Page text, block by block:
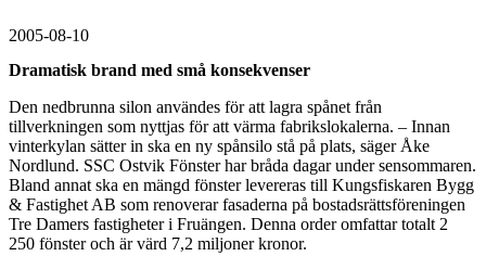
2005-08-10
Dramatisk brand med små konsekvenser
Den nedbrunna silon användes för att lagra spånet från
tillverkningen som nyttjas för att värma fabrikslokalerna. – Innan
vinterkylan sätter in ska en ny spånsilo stå på plats, säger Åke
Nordlund. SSC Ostvik Fönster har bråda dagar under sensommaren.
Bland annat ska en mängd fönster levereras till Kungsfiskaren Bygg
& Fastighet AB som renoverar fasaderna på bostadsrättsföreningen
Tre Damers fastigheter i Fruängen. Denna order omfattar totalt 2
250 fönster och är värd 7,2 miljoner kronor.